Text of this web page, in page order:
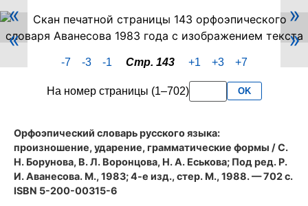
Скан
PDF-
страницы
143
Аванесова
«
»
«
»
-7 -3 -1 Стр. 143 +1 +3 +7
На номер страницы (1–702) OK
Орфоэпический словарь русского языка:
произношение, ударение, грамматические формы / С.
Н. Борунова, В. Л. Воронцова, Н. А. Еськова; Под ред. Р.
И. Аванесова. М., 1983; 4-е изд., стер. М., 1988. — 702 с.
ISBN 5-200-00315-6